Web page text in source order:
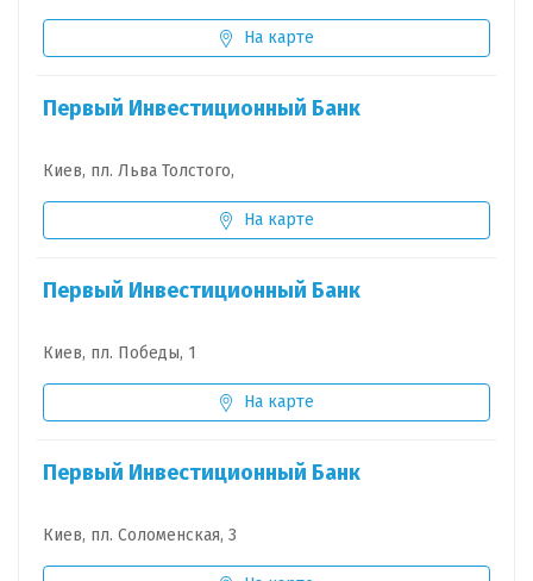
На карте
Первый Инвестиционный Банк
Киев, пл. Льва Толстого,
На карте
Первый Инвестиционный Банк
Киев, пл. Победы, 1
На карте
Первый Инвестиционный Банк
Киев, пл. Соломенская, 3